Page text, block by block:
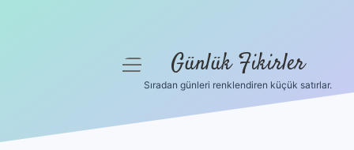
menüyü Günlük Fikirler
Sıradan günleri renklendiren küçük satırlar.